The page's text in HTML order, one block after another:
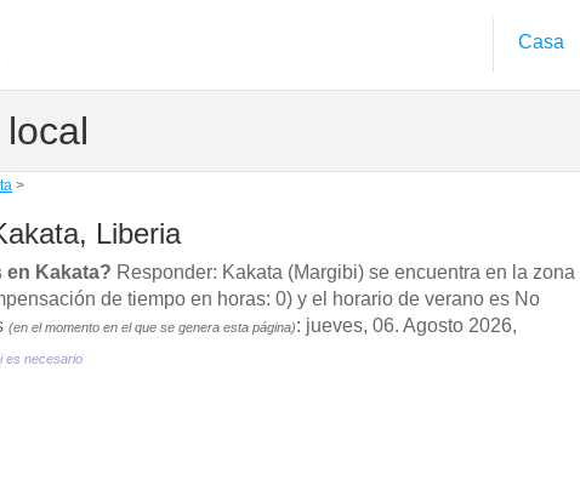
Casa
>
Liberia
en Kakata? Responder: Kakata (Margibi) se encuentra en la zona
de tiempo en horas: 0) y el horario de verano es No
(en el momento en el que se genera esta página): jueves, 06. Agosto 2026,
es necesario